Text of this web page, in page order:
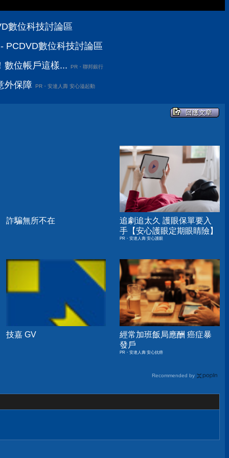
數位科技討論區
PCDVD數位科技討論區
數位帳戶這樣...
PR・聯邦銀行
外保障 PR・安達人壽 安心溢起動
詐騙無所不在
追劇追太久 護眼保單要入
手【安心護眼定期眼睛險】
PR・安達人壽 安心護眼
技嘉 GV
經常加班飯局應酬 癌症暴
發戶
PR・安達人壽 安心抗癌
Recommended by